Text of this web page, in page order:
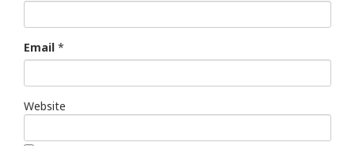
Email *
Website